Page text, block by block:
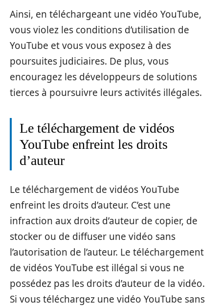
Ainsi, en téléchargeant une vidéo YouTube,
vous violez les conditions d’utilisation de
YouTube et vous vous exposez à des
poursuites judiciaires. De plus, vous
encouragez les développeurs de solutions
tierces à poursuivre leurs activités illégales.
Le téléchargement de vidéos
YouTube enfreint les droits
d’auteur
Le téléchargement de vidéos YouTube
enfreint les droits d’auteur. C’est une
infraction aux droits d’auteur de copier, de
stocker ou de diffuser une vidéo sans
l’autorisation de l’auteur. Le téléchargement
de vidéos YouTube est illégal si vous ne
possédez pas les droits d’auteur de la vidéo.
Si vous téléchargez une vidéo YouTube sans